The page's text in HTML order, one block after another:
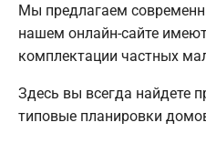
Мы предлагаем
нашем онлайн-сайте
комплектации частных
Здесь вы всегда найдете
типовые планировки